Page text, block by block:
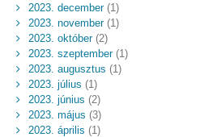
2023. december(1)
2023. november(1)
2023. október(2)
2023. szeptember(1)
2023. augusztus (1)
2023. július (1)
2023. június (2)
2023. május (3)
2023. április (1)